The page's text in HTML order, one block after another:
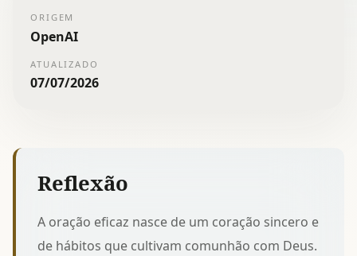
ORIGEM
OpenAI
ATUALIZADO
07/07/2026
Reflexão
A oração eficaz nasce de um coração sincero e
de hábitos que cultivam comunhão com Deus.